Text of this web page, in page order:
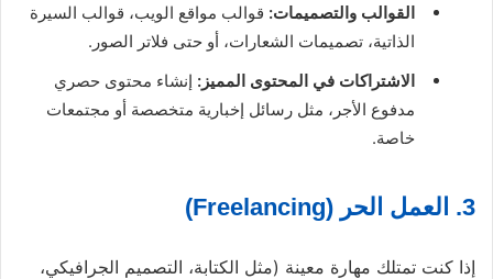
القوالب والتصميمات: قوالب مواقع الويب، قوالب السيرة
الذاتية، تصميمات الشعارات، أو حتى فلاتر الصور.
الاشتراكات في المحتوى المميز: إنشاء محتوى حصري
مدفوع الأجر، مثل رسائل إخبارية متخصصة أو مجتمعات
خاصة.
3. العمل الحر (Freelancing)
إذا كنت تمتلك مهارة معينة (مثل الكتابة، التصميم الجرافيكي،